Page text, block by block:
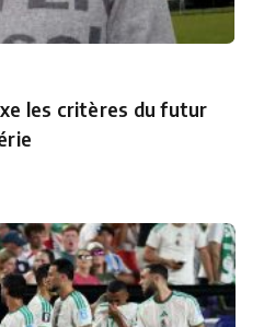
les critères du futur